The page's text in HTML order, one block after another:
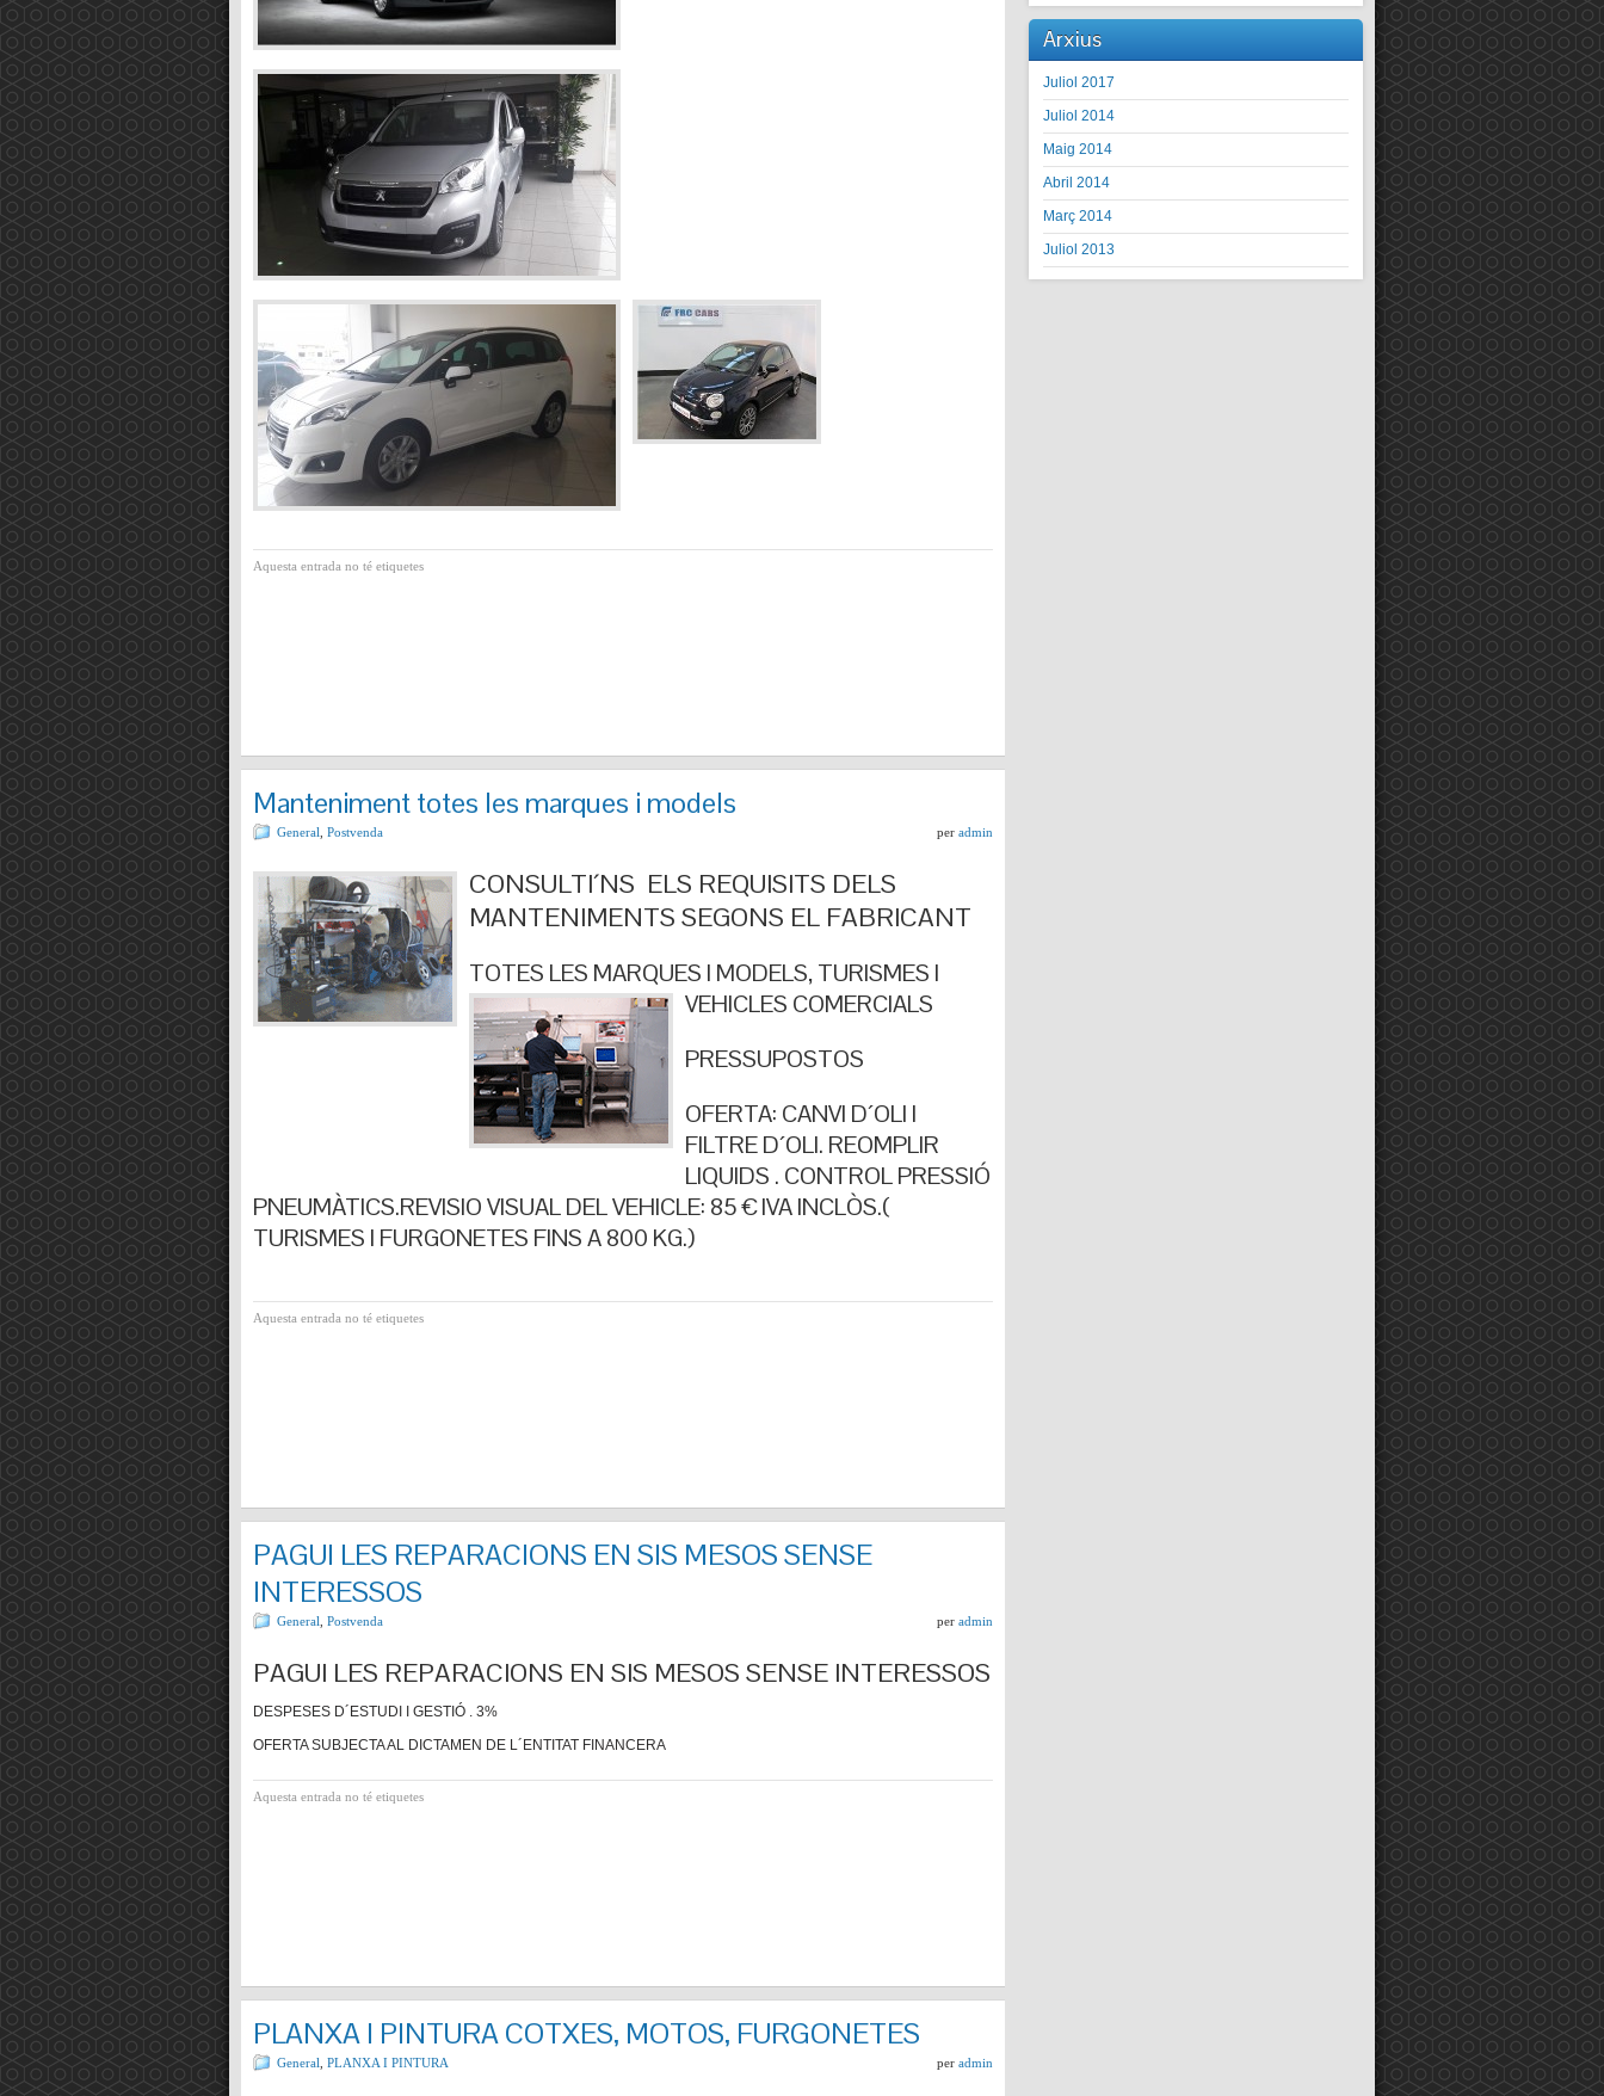
Aquesta entrada no té etiquetes
Manteniment totes les marques i models
General Postvenda per admin
CONSULTI´NS ELS REQUISITS DELS
MANTENIMENTS SEGONS EL FABRICANT
TOTES LES MARQUES I MODELS, TURISMES I
VEHICLES COMERCIALS
PRESSUPOSTOS
OFERTA: CANVI D´OLI I
FILTRE D´OLI. REOMPLIR
LIQUIDS . CONTROL PRESSIÓ
PNEUMÀTICS.REVISIO VISUAL DEL VEHICLE: 85 € IVA INCLÒS.(
TURISMES I FURGONETES FINS A 800 KG.)
Aquesta entrada no té etiquetes
PAGUI LES REPARACIONS EN SIS MESOS SENSE
INTERESSOS
General Postvenda per admin
PAGUI LES REPARACIONS EN SIS MESOS SENSE INTERESSOS
DESPESES D´ESTUDI I GESTIÓ . 3%
OFERTA SUBJECTA AL DICTAMEN DE L´ENTITAT FINANCERA
Aquesta entrada no té etiquetes
PLANXA I PINTURA COTXES, MOTOS, FURGONETES
General PLANXA I PINTURA per admin
Arxius
Juliol 2017
Juliol 2014
Maig 2014
Abril 2014
Març 2014
Juliol 2013